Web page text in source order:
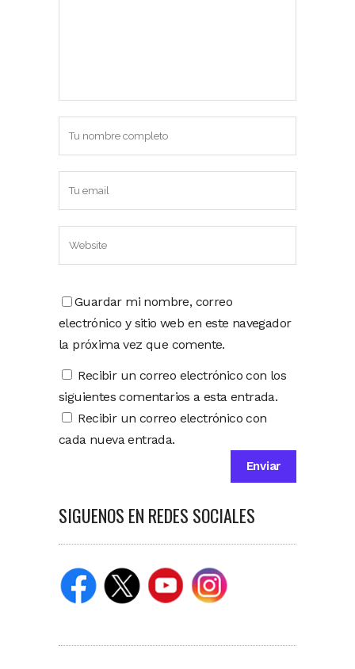
Guardar mi nombre, correo
electrónico y sitio web en este navegador
la próxima vez que comente.
Recibir un correo electrónico con los
siguientes comentarios a esta entrada.
Recibir un correo electrónico con
cada nueva entrada.
SIGUENOS EN REDES SOCIALES